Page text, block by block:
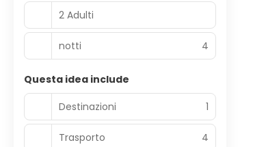
2 Adulti
notti 4
Questa idea include
Destinazioni
1
Trasporto 4